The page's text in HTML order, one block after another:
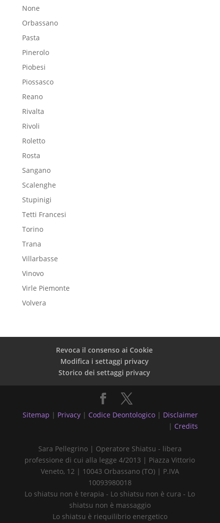
None
Orbassano
Pasta
Pinerolo
Piobesi
Piossasco
Reano
Rivalta
Rivoli
Roletto
Rosta
Sangano
Scalenghe
Stupinigi
Tetti Francesi
Torino
Trana
Villarbasse
Vinovo
Virle Piemonte
Volvera
Revoca il consenso ai Cookie
Modifica i settaggi privacy
Storico dei settaggi privacy
Sitemap | Privacy | Codice Deontologico | Disclaimer
| Credits
Sara Pellegrino | Operatore Shiatsu - libera
professione di cui alla legge 4/2013 | Piazza Vittorio
Veneto, 12 | 10043 Orbassano (TO) | P.IVA
10093980018
Lo shiatsu non è terapia - Lo shiatsu non è cura - Lo
shiatsu non è massaggio
Lo shiatsu è riequilibrio energetico